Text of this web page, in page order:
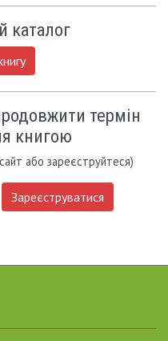
каталог
термін
книгою
або зареєструйтеся)
Зареєструватися